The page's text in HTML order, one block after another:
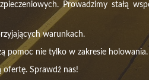
Prowadzimy stałą
warunkach.
pomoc nie tylko w zakresie holowania.
ofertę. Sprawdź nas!